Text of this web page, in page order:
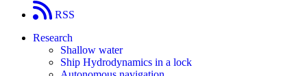
RSS
Research
Shallow water
Ship Hydrodynamics in a lock